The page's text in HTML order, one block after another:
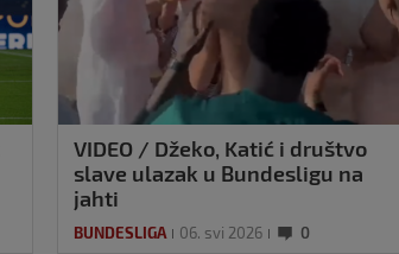
VIDEO / Džeko, Katić i društvo
slave ulazak u Bundesligu na
jahti
BUNDESLIGA 06. svi 2026 0